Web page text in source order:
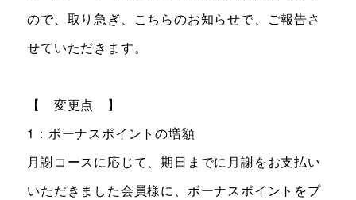
FREE TRIAL
お問い合わせ
011-600-6789
ので、取り急ぎ、こちらのお知らせで、ご報告さ
せていただきます。
【 変更点 】
1：ボーナスポイントの増額
月謝コースに応じて、期日までに月謝をお支払い
いただきました会員様に、ボーナスポイントをプ